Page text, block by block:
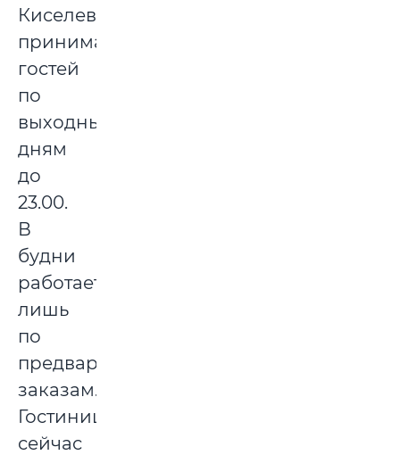
Киселевичах
принимает
гостей
по
выходным
дням
до
23.00.
В
будни
работает
лишь
по
предварительным
заказам.
Гостиница
сейчас